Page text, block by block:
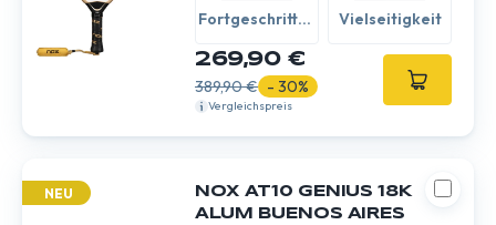
Fortgeschritten
Vielseitigkeit
269,90 €
389,90 € - 30%
Vergleichspreis
NEU
NOX AT10 GENIUS 18K
ALUM BUENOS AIRES